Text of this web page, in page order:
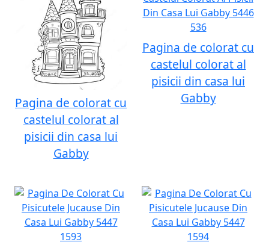
Pagina de colorat cu
castelul colorat al
pisicii din casa lui
Gabby
Pagina de colorat cu
castelul colorat al
pisicii din casa lui
Gabby